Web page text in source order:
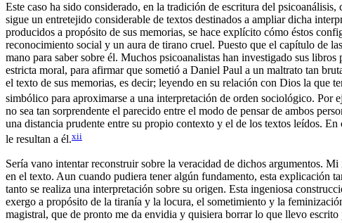
Este caso ha sido considerado, en la tradición de escritura del
sigue un entretejido considerable de textos destinados a ampliar dicha
producidos a propósito de sus memorias, se hace explícito cómo éstos
reconocimiento social y un aura de tirano cruel. Puesto que el capítulo de
mano para saber sobre él. Muchos psicoanalistas han investigado sus
estricta moral, para afirmar que sometió a Daniel Paul a un maltrato tan
el texto de sus memorias, es decir; leyendo en su relación con Dios la que
simbólico para aproximarse a una interpretación de orden sociológico. Por
no sea tan sorprendente el parecido entre el modo de pensar de ambos
una distancia prudente entre su propio contexto y el de los textos leídos.
le resultan a él.xii
Sería vano intentar reconstruir sobre la veracidad de dichos argumentos.
en el texto. Aun cuando pudiera tener algún fundamento, esta explicación
tanto se realiza una interpretación sobre su origen. Esta ingeniosa
exergo a propósito de la tiranía y la locura, el sometimiento y la
magistral, que de pronto me da envidia y quisiera borrar lo que llevo